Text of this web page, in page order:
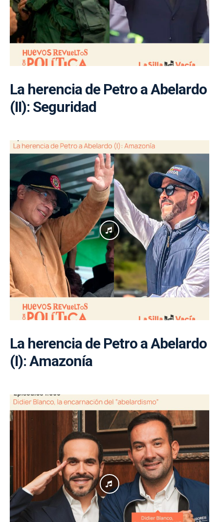
La herencia de Petro a Abelardo
(II): Seguridad
La herencia de Petro a Abelardo
(I): Amazonía